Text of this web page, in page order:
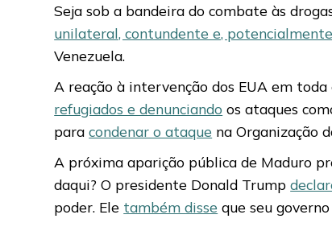
Seja sob a bandeira do combate às
unilateral, contundente e,
Venezuela.
A reação à intervenção dos EUA em
refugiados e denunciando os ataques
paracondenar o ataque na Organização
A próxima aparição pública de Maduro
daqui? O presidente Donald Trump
poder. Ele também disse que seu